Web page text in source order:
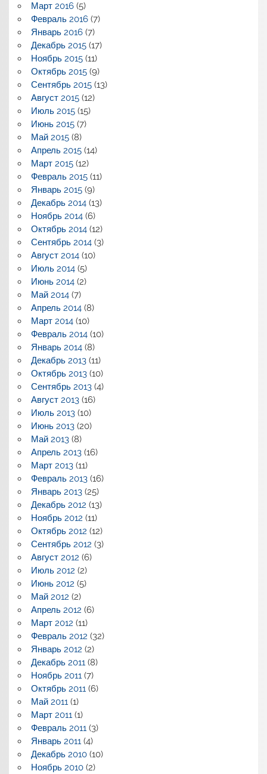
Март 2016(5)
Февраль 2016(7)
Январь 2016(7)
Декабрь 2015(17)
Ноябрь 2015(11)
Октябрь 2015(9)
Сентябрь 2015(13)
Август 2015(12)
Июль 2015(15)
Июнь 2015(7)
Май 2015(8)
Апрель 2015(14)
Март 2015(12)
Февраль 2015(11)
Январь 2015(9)
Декабрь 2014(13)
Ноябрь 2014(6)
Октябрь 2014(12)
Сентябрь 2014(3)
Август 2014(10)
Июль 2014(5)
Июнь 2014(2)
Май 2014(7)
Апрель 2014(8)
Март 2014(10)
Февраль 2014(10)
Январь 2014(8)
Декабрь 2013(11)
Октябрь 2013(10)
Сентябрь 2013(4)
Август 2013(16)
Июль 2013(10)
Июнь 2013(20)
Май 2013(8)
Апрель 2013(16)
Март 2013(11)
Февраль 2013(16)
Январь 2013(25)
Декабрь 2012 (13)
Ноябрь 2012 (11)
Октябрь 2012 (12)
Сентябрь 2012 (3)
Август 2012 (6)
Июль 2012 (2)
Июнь 2012 (5)
Май 2012 (2)
Апрель 2012 (6)
Март 2012 (11)
Февраль 2012 (32)
Январь 2012 (2)
Декабрь 2011(8)
Ноябрь 2011(7)
Октябрь 2011(6)
Май 2011(1)
Март 2011(1)
Февраль 2011(3)
Январь 2011(4)
Декабрь 2010(10)
Ноябрь 2010(2)